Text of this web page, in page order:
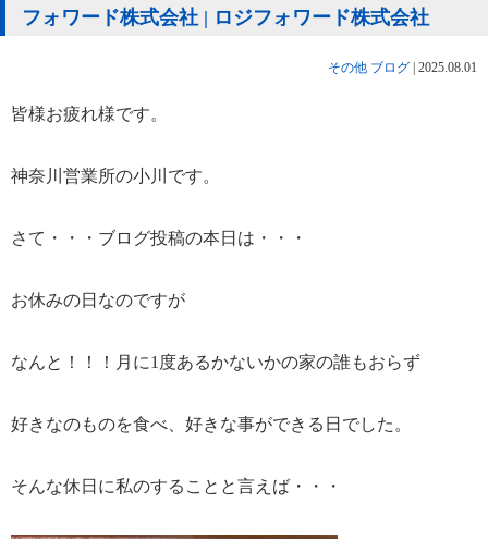
フォワード株式会社 | ロジフォワード株式会社
その他 ブログ 2025.08.01
皆様お疲れ様です。
神奈川営業所の小川です。
さて・・・ブログ投稿の本日は・・・
お休みの日なのですが
なんと！！！月に1度あるかないかの家の誰もおらず
好きなのものを食べ、好きな事ができる日でした。
そんな休日に私のすることと言えば・・・